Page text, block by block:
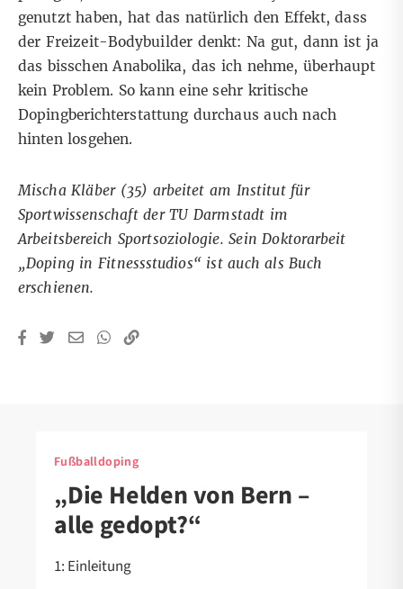
genutzt haben, hat das natürlich den Effekt, dass
der Freizeit-Bodybuilder denkt: Na gut, dann ist ja
das bisschen Anabolika, das ich nehme, überhaupt
kein Problem. So kann eine sehr kritische
Dopingberichterstattung durchaus auch nach
hinten losgehen.
Mischa Kläber (35) arbeitet am Institut für
Sportwissenschaft der TU Darmstadt im
Arbeitsbereich Sportsoziologie. Sein Doktorarbeit
„Doping in Fitnessstudios“ ist auch als Buch
erschienen.
Fußballdoping
„Die Helden von Bern –
alle gedopt?“
1: Einleitung